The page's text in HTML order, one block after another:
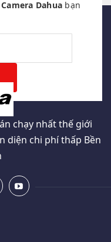
Camera Dahua bạn
chạy nhất thế giới
diện chi phí thấp Bền